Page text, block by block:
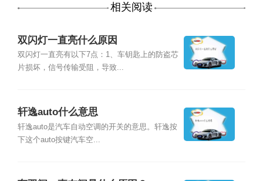
相关阅读
双闪灯一直亮什么原因
双闪灯一直亮有以下7点：1、车钥匙上的防盗芯
片损坏，信号传输受阻，导致...
轩逸auto什么意思
轩逸auto是汽车自动空调的开关的意思。轩逸按
下这个auto按键汽车空...